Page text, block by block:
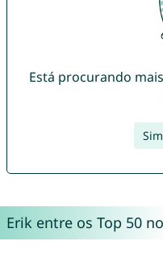
Está procurando
Sim
Erik entre os Top 50